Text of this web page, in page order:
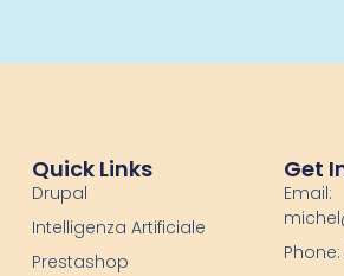
Quick Links
Drupal
Intelligenza Artificiale
Prestashop
Get
Email: